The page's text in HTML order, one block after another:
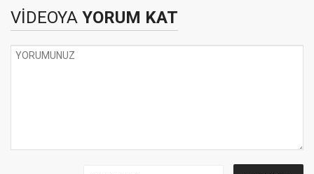
VİDEOYA YORUM KAT